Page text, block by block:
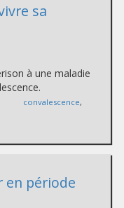
sa
à une maladie
convalescence,
en période